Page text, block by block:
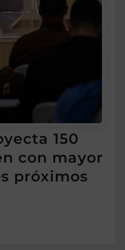
150
con mayor
próximos